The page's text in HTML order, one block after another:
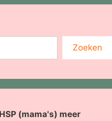
Zoeken
(mama's) meer